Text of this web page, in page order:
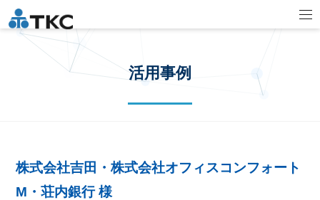
活用事例
株式会社吉田・株式会社オフィスコンフォート
M・荘内銀行 様